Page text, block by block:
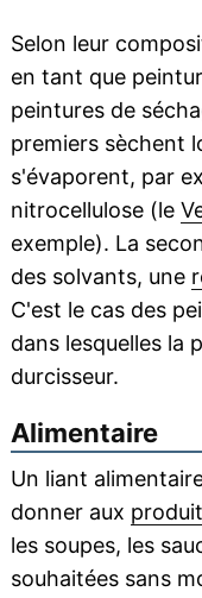
Selon leur
en tant que
peintures de
premiers sèchent
s'évaporent, par
nitrocellulose (le
exemple). La
des solvants, une
C'est le cas des
dans lesquelles la
durcisseur.
Alimentaire
Un liant
donner aux
les soupes, les
souhaitées sans